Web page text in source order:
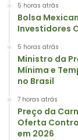
5 horas atrás
Bolsa
Investidores
5 horas atrás
Ministro da
Mínima e
no Brasil
7 horas atrás
Preço da
Oferta
em 2026